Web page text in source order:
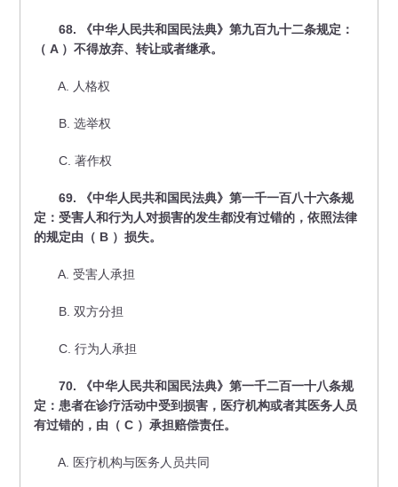
68. 《中华人民共和国民法典》第九百九十二条规定：
（ A ）不得放弃、转让或者继承。
A. 人格权
B. 选举权
C. 著作权
69. 《中华人民共和国民法典》第一千一百八十六条规
定：受害人和行为人对损害的发生都没有过错的，依照法律
的规定由（ B ）损失。
A. 受害人承担
B. 双方分担
C. 行为人承担
70. 《中华人民共和国民法典》第一千二百一十八条规
定：患者在诊疗活动中受到损害，医疗机构或者其医务人员
有过错的，由（ C ）承担赔偿责任。
A. 医疗机构与医务人员共同